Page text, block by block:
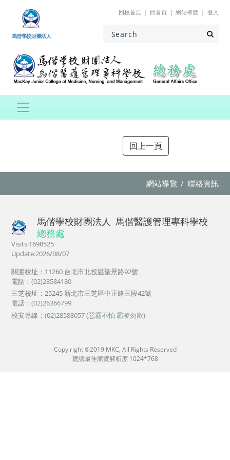
跳到主要內容
馬偕學校財團法人
回校首頁 回首頁 網站導覽 登入
網站導覽 聯絡資訊
馬偕學校財團法人 馬偕醫護管理專科學校
總務處
Visits:1698525
Update:2026/08/07
關渡校址：11260 台北市北投區聖景路92號
電話：(02)28584180
三芝校址：25245 新北市三芝區中正路三段42號
電話：(02)26366799
校安專線：(02)28588057 (惡霸不怕 霸凌勿欺)
Copy right ©2019 MKC, All Rights Reserved
建議最佳瀏覽解析度 1024*768